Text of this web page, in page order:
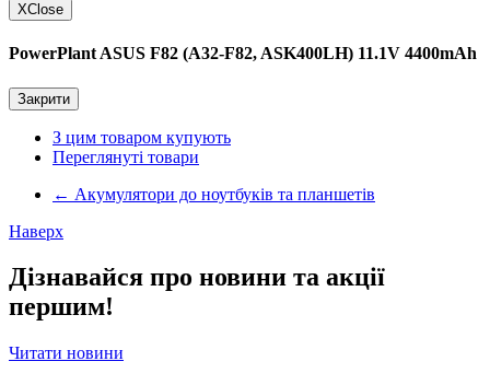
XClose
PowerPlant ASUS F82 (A32-F82, ASK400LH) 11.1V 4400mAh
Закрити
З цим товаром купують
Переглянуті товари
← Акумулятори до ноутбуків та планшетів
Наверх
Дізнавайся про новини та акції
першим!
Читати новини